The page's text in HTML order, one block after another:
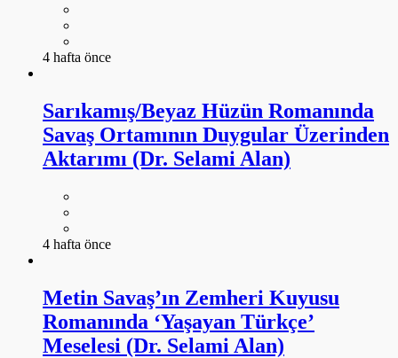
4 hafta önce
Sarıkamış/Beyaz Hüzün Romanında
Savaş Ortamının Duygular Üzerinden
Aktarımı (Dr. Selami Alan)
4 hafta önce
Metin Savaş’ın Zemheri Kuyusu
Romanında ‘Yaşayan Türkçe’
Meselesi (Dr. Selami Alan)